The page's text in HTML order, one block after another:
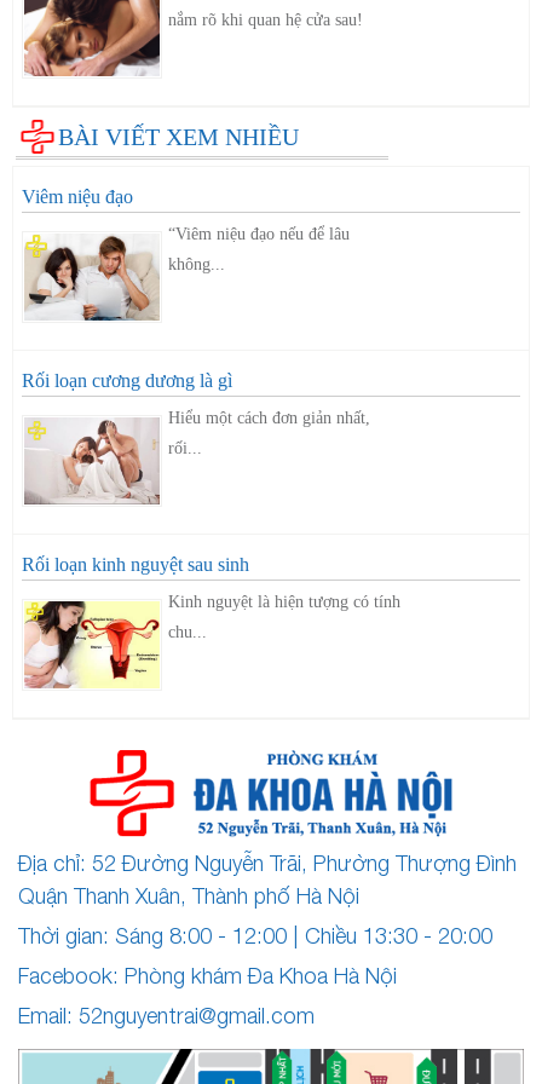
nắm rõ khi quan hệ cửa sau!
BÀI VIẾT XEM NHIỀU
Viêm niệu đạo
“Viêm niệu đạo nếu để lâu
không...
Rối loạn cương dương là gì
Hiểu một cách đơn giản nhất,
rối...
Rối loạn kinh nguyệt sau sinh
Kinh nguyệt là hiện tượng có tính
chu...
Địa chỉ: 52 Đường Nguyễn Trãi, Phường Thượng Đình
Quận Thanh Xuân, Thành phố Hà Nội
Thời gian: Sáng 8:00 - 12:00 | Chiều 13:30 - 20:00
Facebook: Phòng khám Đa Khoa Hà Nội
Email: 52nguyentrai@gmail.com